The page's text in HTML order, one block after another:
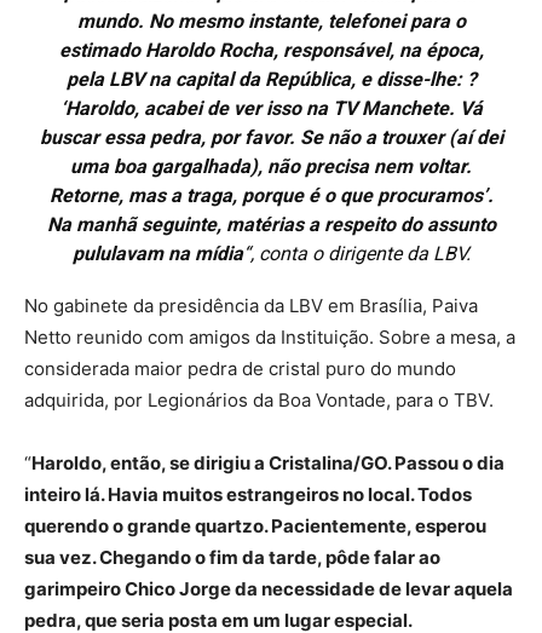
mundo. No mesmo instante, telefonei para o
estimado Haroldo Rocha, responsável, na época,
pela LBV na capital da República, e disse-lhe: ?
‘Haroldo, acabei de ver isso na TV Manchete. Vá
buscar essa pedra, por favor. Se não a trouxer (aí dei
uma boa gargalhada), não precisa nem voltar.
Retorne, mas a traga, porque é o que procuramos’.
Na manhã seguinte, matérias a respeito do assunto
pululavam na mídia“, conta o dirigente da LBV.
No gabinete da presidência da LBV em Brasília, Paiva
Netto reunido com amigos da Instituição. Sobre a mesa, a
considerada maior pedra de cristal puro do mundo
adquirida, por Legionários da Boa Vontade, para o TBV.
“Haroldo, então, se dirigiu a Cristalina/GO. Passou o dia
inteiro lá. Havia muitos estrangeiros no local. Todos
querendo o grande quartzo. Pacientemente, esperou
sua vez. Chegando o fim da tarde, pôde falar ao
garimpeiro Chico Jorge da necessidade de levar aquela
pedra, que seria posta em um lugar especial.